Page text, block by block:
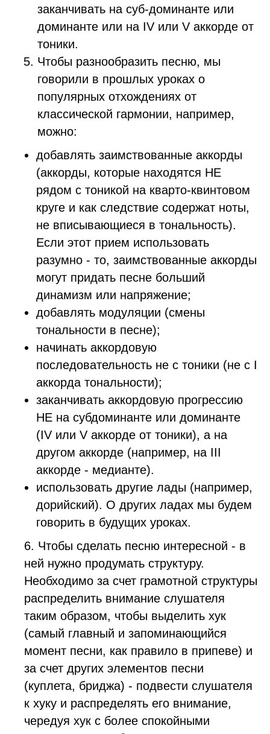
заканчивать на суб-доминанте или
доминанте или на IV или V аккорде от
тоники.
Чтобы разнообразить песню, мы
говорили в прошлых уроках о
популярных отхождениях от
классической гармонии, например,
можно:
добавлять заимствованные аккорды
(аккорды, которые находятся НЕ
рядом с тоникой на кварто-квинтовом
круге и как следствие содержат ноты,
не вписывающиеся в тональность).
Если этот прием использовать
разумно - то, заимствованные аккорды
могут придать песне больший
динамизм или напряжение;
добавлять модуляции (смены
тональности в песне);
начинать аккордовую
последовательность не с тоники (не с I
аккорда тональности);
заканчивать аккордовую прогрессию
НЕ на субдоминанте или доминанте
(IV или V аккорде от тоники), а на
другом аккорде (например, на III
аккорде - медианте).
использовать другие лады (например,
дорийский). О других ладах мы будем
говорить в будущих уроках.
6. Чтобы сделать песню интересной - в
ней нужно продумать структуру.
Необходимо за счет грамотной структуры
распределить внимание слушателя
таким образом, чтобы выделить хук
(самый главный и запоминающийся
момент песни, как правило в припеве) и
за счет других элементов песни
(куплета, бриджа) - подвести слушателя
к хуку и распределять его внимание,
чередуя хук с более спокойными